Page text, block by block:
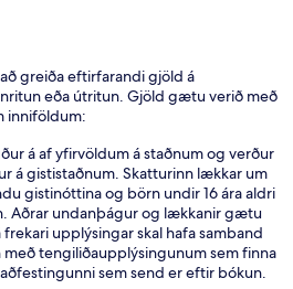
greiða eftirfarandi gjöld á
eða útritun. Gjöld gætu verið með
inniföldum:
á af yfirvöldum á staðnum og verður
á gististaðnum. Skatturinn lækkar um
gistinóttina og börn undir 16 ára aldri
Aðrar undanþágur og lækkanir gætu
frekari upplýsingar skal hafa samband
með tengiliðaupplýsingunum sem finna
sem send er eftir bókun.